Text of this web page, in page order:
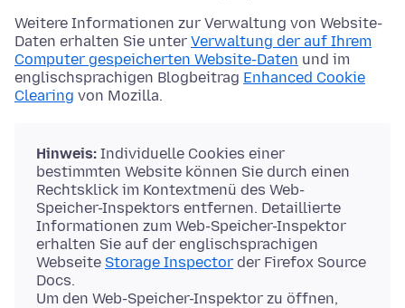
Weitere Informationen zur Verwaltung von Website-
Daten erhalten Sie unter Verwaltung der auf Ihrem
Computer gespeicherten Website-Daten und im
englischsprachigen Blogbeitrag Enhanced Cookie
Clearing von Mozilla.
Hinweis: Individuelle Cookies einer
bestimmten Website können Sie durch einen
Rechtsklick im Kontextmenü des Web-
Speicher-Inspektors entfernen. Detaillierte
Informationen zum Web-Speicher-Inspektor
erhalten Sie auf der englischsprachigen
Webseite Storage Inspector der Firefox Source
Docs.
Um den Web-Speicher-Inspektor zu öffnen,